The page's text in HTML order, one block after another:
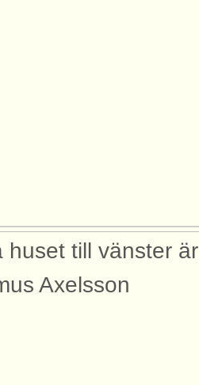
huset till vänster är
Axelsson